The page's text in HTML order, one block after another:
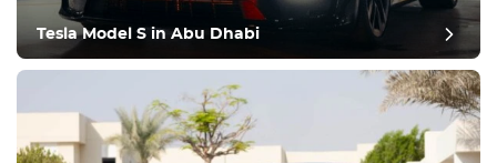
Tesla Model S in Abu Dhabi